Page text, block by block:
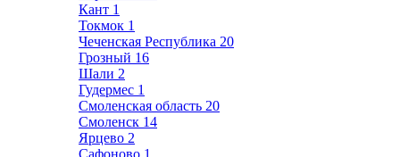
Кант 1
Токмок 1
Чеченская Республика 20
Грозный 16
Шали 2
Гудермес 1
Смоленская область 20
Смоленск 14
Ярцево 2
Сафоново 1